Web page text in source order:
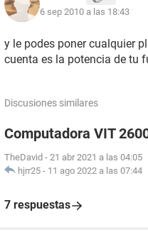
6 sep 2010 a las 18:43
y le podes poner cualquier
cuenta es la potencia de tu
Discusiones similares
Computadora VIT
TheDavid - 21 abr 2021 a las 04:05
hjrr25 - 11 ago 2022 a las 07:44
7 respuestas